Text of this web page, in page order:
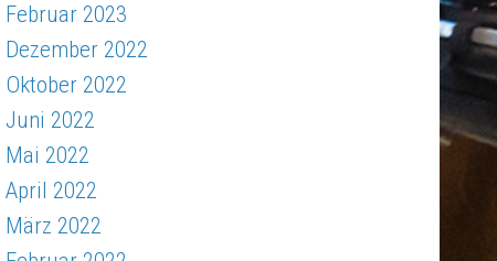
Februar 2023
Dezember 2022
Oktober 2022
Juni 2022
Mai 2022
April 2022
März 2022